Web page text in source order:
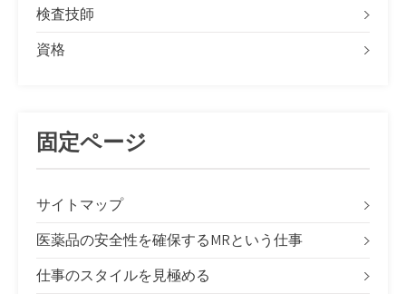
検査技師
資格
固定ページ
サイトマップ
医薬品の安全性を確保するMRという仕事
仕事のスタイルを見極める